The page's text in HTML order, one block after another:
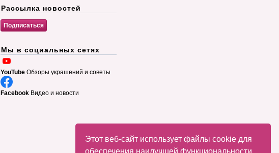
Этот веб-сайт использует файлы cookie для
обеспечения наилучшей функциональности
Рассылка новостей
Мы в социальных сетях
YouTube Обзоры украшений и советы
Facebook Видео и новости